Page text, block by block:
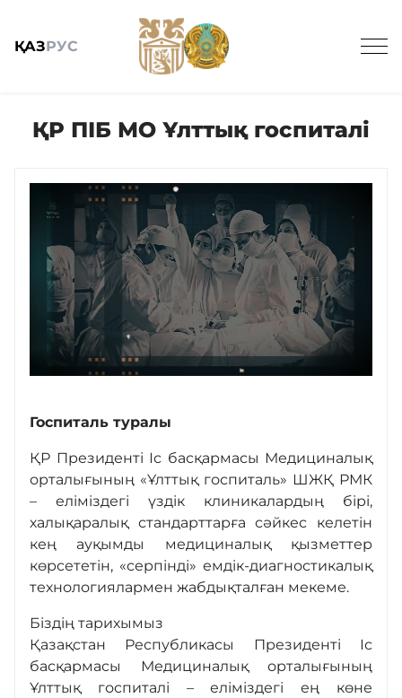
ҚАЗРУС
Жалпы мәлімет
Поликлиника
Диагностика
Медициналық туризм
Хирургия
Ақылы қызметтер
Оңалту
ҚР ПІБ МО Ұлттық госпиталі
Госпиталь туралы
ҚР Президенті Іс басқармасы Медициналық
орталығының «Ұлттық госпиталь» ШЖҚ РМК
– еліміздегі үздік клиникалардың бірі,
халықаралық стандарттарға сәйкес келетін
кең ауқымды медициналық қызметтер
көрсететін, «серпінді» емдік-диагностикалық
технологиялармен жабдықталған мекеме.
Біздің тарихымыз
Қазақстан Республикасы Президенті Іс
басқармасы Медициналық орталығының
Ұлттық госпиталі – еліміздегі ең көне